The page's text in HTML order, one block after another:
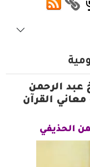
عبد الرحمن
القرآن
الحذيفي